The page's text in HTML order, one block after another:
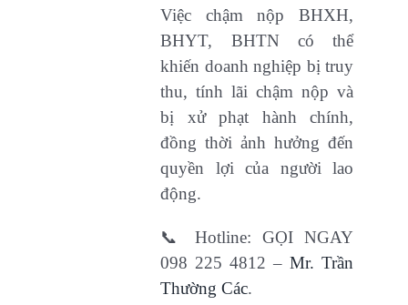
Việc chậm nộp BHXH,
BHYT, BHTN có thể
khiến doanh nghiệp bị truy
thu, tính lãi chậm nộp và
bị xử phạt hành chính,
đồng thời ảnh hưởng đến
quyền lợi của người lao
động.
📞 Hotline: GỌI NGAY
098 225 4812 –Mr. Trần
Thường Các.